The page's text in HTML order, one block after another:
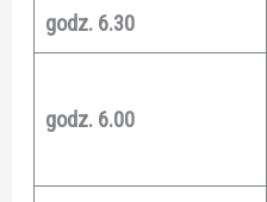
godz. 6.30
godz. 6.00